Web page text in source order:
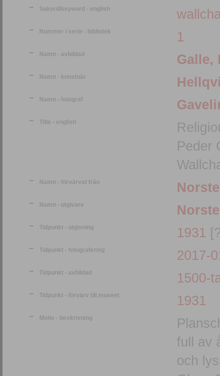
Sakord/keyword - english
Nummer i serie - bibliotek 1
Namn - avbildad Galle,
Namn - konstnär
Namn - fotograf
Title - english
Peder
Namn - förvärvat från
Namn - utgivare
Tidpunkt - utgivning 1931
Tidpunkt - fotografering 2017-
Tidpunkt - avbildad 1500-
Tidpunkt - förvärv till museet 1931
Motiv - beskrivning
full av
och